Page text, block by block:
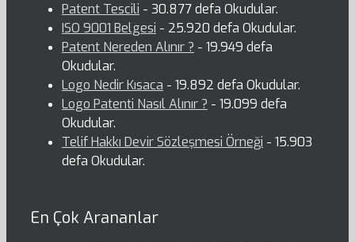
Patent Tescili - 30.877 defa Okudular.
ISO 9001 Belgesi - 25.920 defa Okudular.
Patent Nereden Alınır ? - 19.949 defa
Okudular.
Logo Nedir Kısaca - 19.892 defa Okudular.
Logo Patenti Nasıl Alınır ? - 19.099 defa
Okudular.
Telif Hakkı Devir Sözleşmesi Örneği - 15.903
defa Okudular.
En Çok Arananlar